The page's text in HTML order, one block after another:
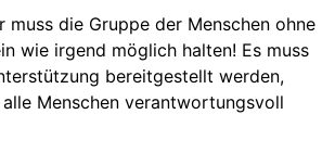
muss die Gruppe der Menschen ohne
wie irgend möglich halten! Es muss
bereitgestellt werden,
Menschen verantwortungsvoll